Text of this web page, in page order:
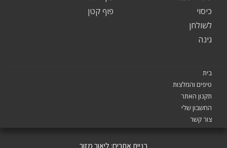
פוף קטן
כיסוי
לשולחן
גינה
בית
טיפים והמלצות
תקנון האתר
החשבון שלי
צור קשר